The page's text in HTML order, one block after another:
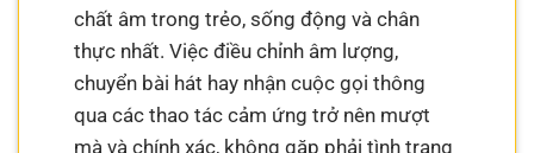
chất âm trong trẻo, sống động và chân
thực nhất. Việc điều chỉnh âm lượng,
chuyển bài hát hay nhận cuộc gọi thông
qua các thao tác cảm ứng trở nên mượt
mà và chính xác, không gặp phải tình trạng